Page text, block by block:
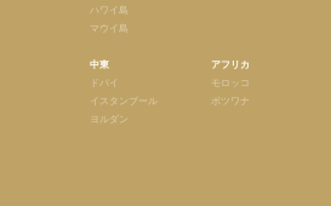
ハワイ島
マウイ島
中東
ドバイ
イスタンブール
ヨルダン
アフリカ
モロッコ
ボツワナ